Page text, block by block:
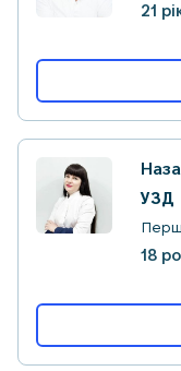
21
УЗД
18